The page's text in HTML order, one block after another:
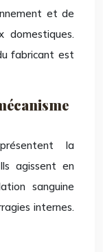
et de
domestiques.
fabricant est
la
agissent en
sanguine
internes.